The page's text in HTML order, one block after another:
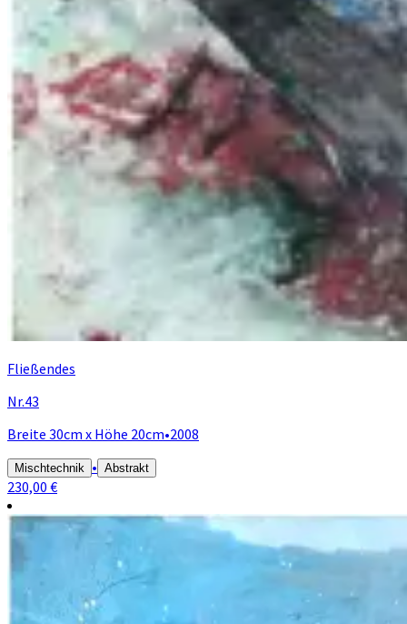
Fließendes
Nr.43
Breite 30cm x Höhe 20cm•2008
Mischtechnik • Abstrakt
230,00 €